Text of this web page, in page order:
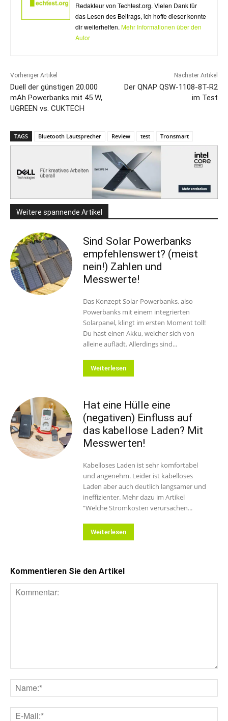
Redakteur von Techtest.org. Vielen Dank für
das Lesen des Beitrags, ich hoffe dieser konnte
dir weiterhelfen. Mehr Informationen über den
Autor
Vorheriger Artikel
Duell der günstigen 20.000
mAh Powerbanks mit 45 W,
UGREEN vs. CUKTECH
Nächster Artikel
Der QNAP QSW-1108-8T-R2
im Test
TAGS Bluetooth Lautsprecher Review test Tronsmart
Weitere spannende Artikel
Sind Solar Powerbanks
empfehlenswert? (meist
nein!) Zahlen und
Messwerte!
Das Konzept Solar-Powerbanks, also
Powerbanks mit einem integrierten
Solarpanel, klingt im ersten Moment toll!
Du hast einen Akku, welcher sich von
alleine auflädt. Allerdings sind...
Weiterlesen
Hat eine Hülle eine
(negativen) Einfluss auf
das kabellose Laden? Mit
Messwerten!
Kabelloses Laden ist sehr komfortabel
und angenehm. Leider ist kabelloses
Laden aber auch deutlich langsamer und
ineffizienter. Mehr dazu im Artikel
“Welche Stromkosten verursachen...
Weiterlesen
Kommentieren Sie den Artikel